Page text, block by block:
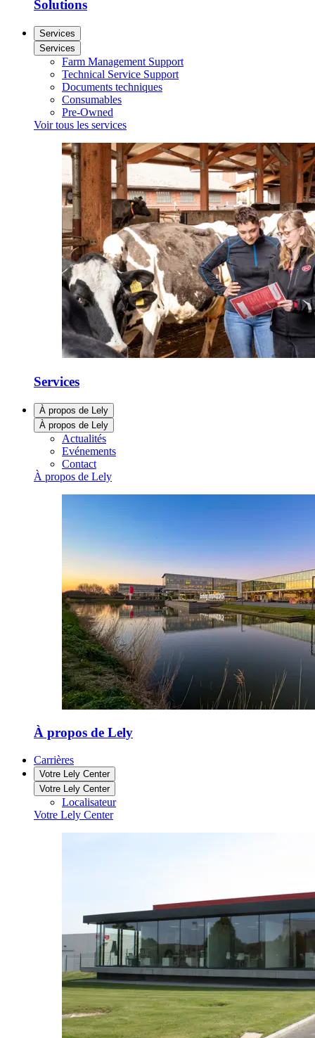
Solutions
Services
Services
Farm Management Support
Technical Service Support
Documents techniques
Consumables
Pre-Owned
Voir tous les services
Services
À propos de Lely
À propos de Lely
Actualités
Evénements
Contact
À propos de Lely
À propos de Lely
Carrières
Votre Lely Center
Votre Lely Center
Localisateur
Votre Lely Center